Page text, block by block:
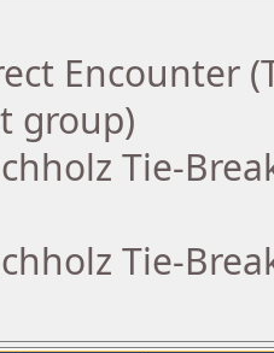
Encounter
group)
Tie-
Tie-